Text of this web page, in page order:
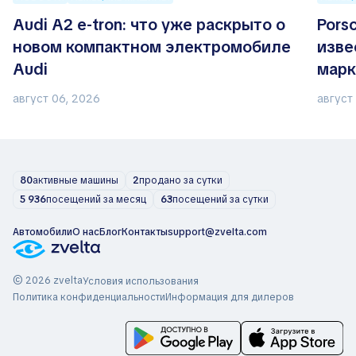
Audi A2 e-tron: что уже раскрыто о
новом компактном электромобиле
Audi
август 06, 2026
80активные машины 2продано за сутки
5 936посещений за месяц 63посещений за сутки
АвтомобилиО насБлогКонтактыsupport@zvelta.com
© 2026 zveltaУсловия использования
Политика конфиденциальностиИнформация для дилеров